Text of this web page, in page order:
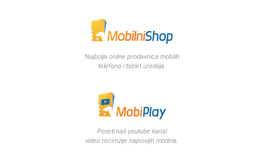
Najbolja online prodavnica mobilih
telefona i tablet uredaja.
Poseti naš youtube kanal
video recenzije najnovijih modela.